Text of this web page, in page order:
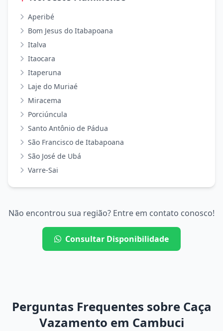
Aperibé
Bom Jesus do Itabapoana
Italva
Itaocara
Itaperuna
Laje do Muriaé
Miracema
Porciúncula
Santo Antônio de Pádua
São Francisco de Itabapoana
São José de Ubá
Varre-Sai
Não encontrou sua região? Entre em contato conosco!
Consultar Disponibilidade
Perguntas Frequentes sobre Caça
Vazamento em Cambuci